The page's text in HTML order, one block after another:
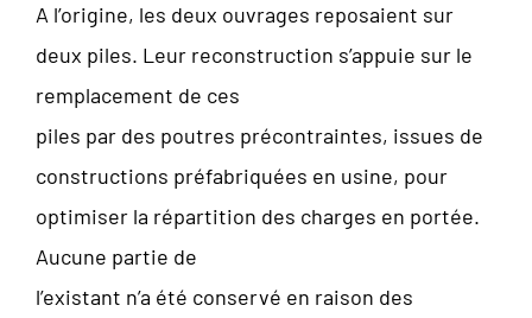
A l’origine, les deux ouvrages reposaient sur
deux piles. Leur reconstruction s’appuie sur le
remplacement de ces
piles par des poutres précontraintes, issues de
constructions préfabriquées en usine, pour
optimiser la répartition des charges en portée.
Aucune partie de
l’existant n’a été conservé en raison des